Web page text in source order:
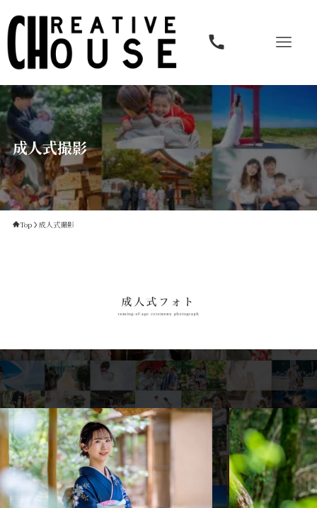
成人式撮影
Top 成人式撮影
スクロールできます